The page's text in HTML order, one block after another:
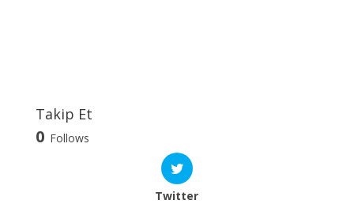
Takip Et
0 Follows
Twitter